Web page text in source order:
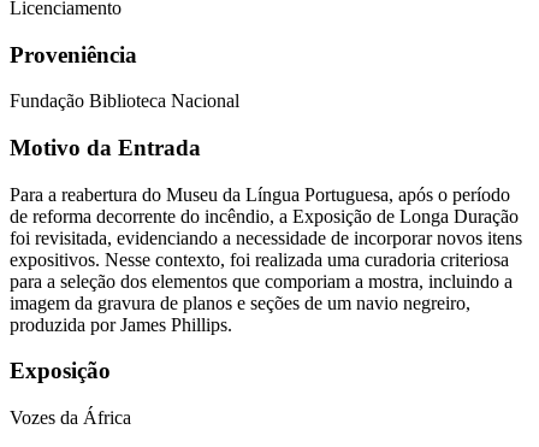
Licenciamento
Proveniência
Fundação Biblioteca Nacional
Motivo da Entrada
Para a reabertura do Museu da Língua Portuguesa, após o período
de reforma decorrente do incêndio, a Exposição de Longa Duração
foi revisitada, evidenciando a necessidade de incorporar novos itens
expositivos. Nesse contexto, foi realizada uma curadoria criteriosa
para a seleção dos elementos que comporiam a mostra, incluindo a
imagem da gravura de planos e seções de um navio negreiro,
produzida por James Phillips.
Exposição
Vozes da África